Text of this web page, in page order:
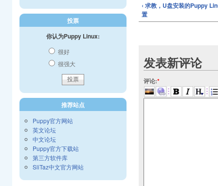
‹ 求教，U盘安装的Puppy
置
发表新评论
评论:*
投票
你认为Puppy Linux:
很好
很强大
推荐站点
Puppy官方网站
英文论坛
中文论坛
Puppy官方下载站
第三方软件库
SliTaz中文官方网站